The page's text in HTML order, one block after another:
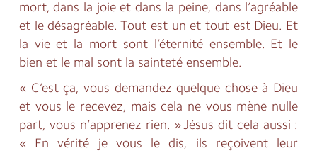
mort, dans la joie et dans la peine, dans l’agréable
et le désagréable. Tout est un et tout est Dieu. Et
la vie et la mort sont l’éternité ensemble. Et le
bien et le mal sont la sainteté ensemble.
« C’est ça, vous demandez quelque chose à Dieu
et vous le recevez, mais cela ne vous mène nulle
part, vous n’apprenez rien. » Jésus dit cela aussi :
« En vérité je vous le dis, ils reçoivent leur